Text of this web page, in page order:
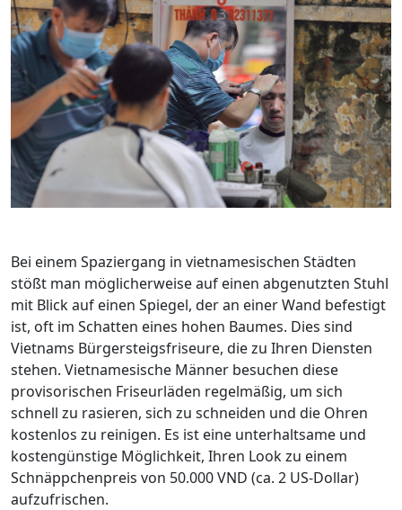
Bei einem Spaziergang in vietnamesischen Städten
stößt man möglicherweise auf einen abgenutzten Stuhl
mit Blick auf einen Spiegel, der an einer Wand befestigt
ist, oft im Schatten eines hohen Baumes. Dies sind
Vietnams Bürgersteigsfriseure, die zu Ihren Diensten
stehen. Vietnamesische Männer besuchen diese
provisorischen Friseurläden regelmäßig, um sich
schnell zu rasieren, sich zu schneiden und die Ohren
kostenlos zu reinigen. Es ist eine unterhaltsame und
kostengünstige Möglichkeit, Ihren Look zu einem
Schnäppchenpreis von 50.000 VND (ca. 2 US-Dollar)
aufzufrischen.